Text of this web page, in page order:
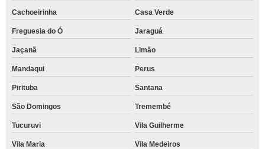
Cachoeirinha Casa Verde
Freguesia do Ó Jaraguá
Jaçanã Limão
Mandaqui Perus
Pirituba Santana
São Domingos Tremembé
Tucuruvi Vila Guilherme
Vila Maria
Vila Medeiros